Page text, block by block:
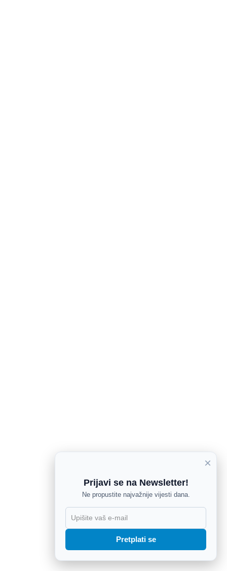
×
Prijavi se na Newsletter!
Ne propustite najvažnije vijesti dana.
Pretplati se